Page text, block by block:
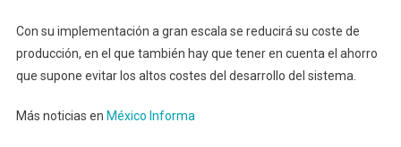
Con su implementación a gran escala se reducirá su coste de
producción, en el que también hay que tener en cuenta el ahorro
que supone evitar los altos costes del desarrollo del sistema.
Más noticias en México Informa